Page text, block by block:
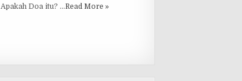
Apakah Doa itu? …Read More »